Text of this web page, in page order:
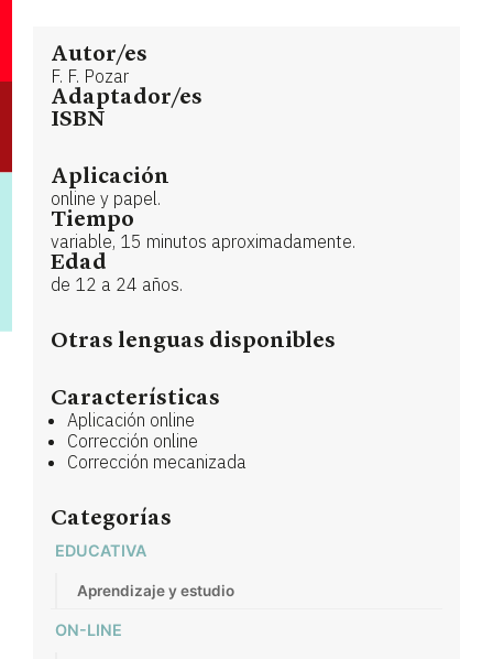
Autor/es
F. F. Pozar
Adaptador/es
ISBN
Aplicación
online y papel.
Tiempo
variable, 15 minutos aproximadamente.
Edad
de 12 a 24 años.
Otras lenguas disponibles
Características
Aplicación online
Corrección online
Corrección mecanizada
Categorías
EDUCATIVA
Aprendizaje y estudio
ON-LINE